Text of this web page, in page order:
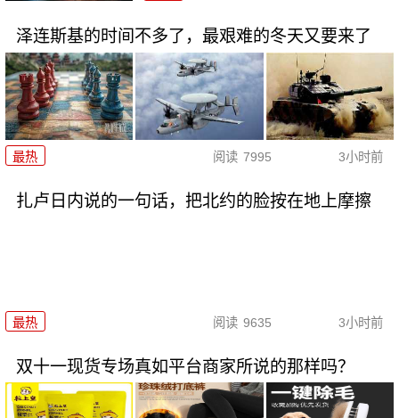
泽连斯基的时间不多了，最艰难的冬天又要来了
最热 阅读 7995 3小时前
扎卢日内说的一句话，把北约的脸按在地上摩擦
最热 阅读 9635 3小时前
双十一现货专场真如平台商家所说的那样吗？